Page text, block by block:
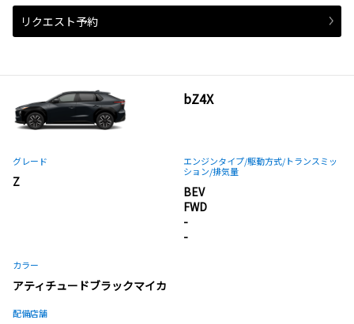
リクエスト予約
bZ4X
グレード
Z
エンジンタイプ/駆動方式/トランスミッ
ション/排気量
BEV
FWD
-
-
カラー
アティチュードブラックマイカ
配備店舗